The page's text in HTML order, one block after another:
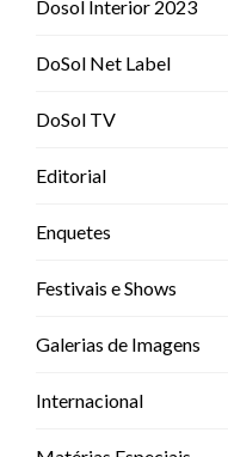
Dosol Interior 2023
DoSol Net Label
DoSol TV
Editorial
Enquetes
Festivais e Shows
Galerias de Imagens
Internacional